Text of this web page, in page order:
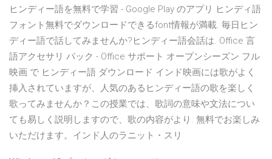
ヒンディー語を無料で学習 - Google Play のアプリ ヒンディ語
フォント無料でダウンロードできるfont情報が満載. 毎日ヒン
ディー語で話してみませんか?ヒンディー語会話は. Office 言
語アクセサリ パック - Office サポート オープンシーズン フル
映画 で ヒンディー語 ダウンロード インド映画には歌がよく
挿入されていますが、人気のあるヒンディー語の歌を楽しく
歌ってみませんか？この授業では、歌詞の意味や文法につい
ても易しく説明しますので、歌の内容がより. 無料でお楽しみ
いただけます。インド人のラニット・スリ